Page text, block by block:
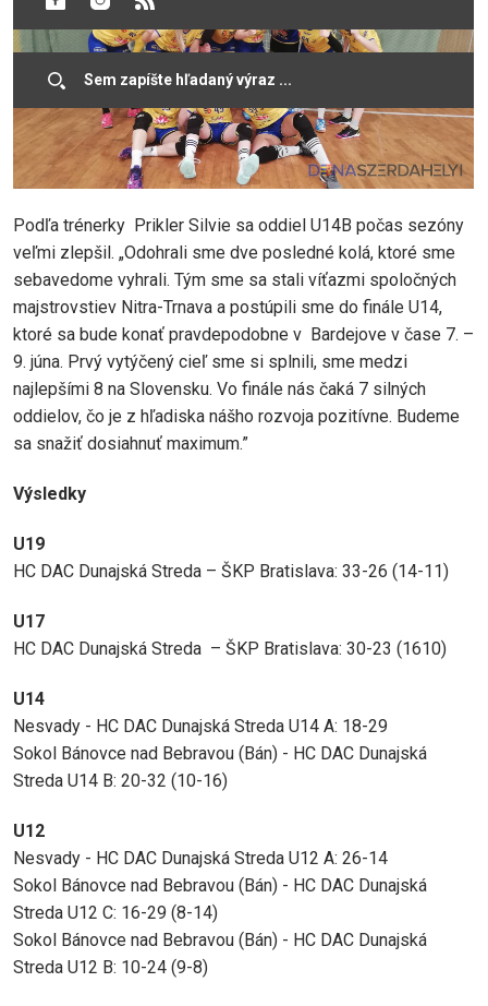
Podľa trénerky Prikler Silvie sa oddiel U14B počas sezóny
veľmi zlepšil. „Odohrali sme dve posledné kolá, ktoré sme
sebavedome vyhrali. Tým sme sa stali víťazmi spoločných
majstrovstiev Nitra-Trnava a postúpili sme do finále U14,
ktoré sa bude konať pravdepodobne v Bardejove v čase 7. –
9. júna. Prvý vytýčený cieľ sme si splnili, sme medzi
najlepšími 8 na Slovensku. Vo finále nás čaká 7 silných
oddielov, čo je z hľadiska nášho rozvoja pozitívne. Budeme
sa snažiť dosiahnuť maximum.”
Výsledky
U19
HC DAC Dunajská Streda – ŠKP Bratislava: 33-26 (14-11)
U17
HC DAC Dunajská Streda – ŠKP Bratislava: 30-23 (1610)
U14
Nesvady - HC DAC Dunajská Streda U14 A: 18-29
Sokol Bánovce nad Bebravou (Bán) - HC DAC Dunajská
Streda U14 B: 20-32 (10-16)
U12
Nesvady - HC DAC Dunajská Streda U12 A: 26-14
Sokol Bánovce nad Bebravou (Bán) - HC DAC Dunajská
Streda U12 C: 16-29 (8-14)
Sokol Bánovce nad Bebravou (Bán) - HC DAC Dunajská
Streda U12 B: 10-24 (9-8)